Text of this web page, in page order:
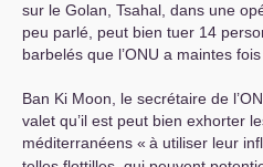
sur le Golan, Tsahal, dans une
peu parlé, peut bien tuer 14
barbelés que l’ONU a maintes
Ban Ki Moon, le secrétaire de l’
valet qu’il est peut bien exhorter
méditerranéens « à utiliser leur